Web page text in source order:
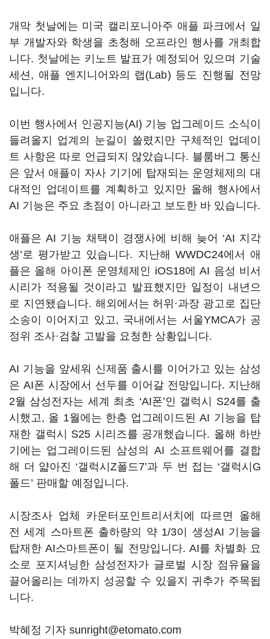
개막 첫날에는 미국 캘리포니아주 애플 파크에서 일
부 개발자와 학생을 초청해 오프라인 행사를 개최합
니다. 첫날에는 키노트 발표가 예정되어 있으며 기술
세션, 애플 엔지니어와의 랩(Lab) 등도 진행될 전망
입니다.
이번 행사에서 인공지능(AI) 기능 업그레이드 소식이
들려올지 업계의 눈길이 쏠렸지만 구체적인 업데이
트 사항은 따로 언급되지 않았습니다. 블룸버그 통신
은 앞서 애플이 자사 기기에 탑재되는 운영체제의 대
대적인 업데이트를 계획하고 있지만 올해 행사에서
AI 기능은 주요 초점이 아니라고 보도한 바 있습니다.
애플은 AI 기능 채택이 경쟁사에 비해 늦어 ‘AI 지각
생’로 평가받고 있습니다. 지난해 WWDC24에서 애
플은 올해 아이폰 운영체제인 iOS18에 AI 음성 비서
시리가 적용될 것이라고 발표했지만 일정이 내년으
로 지연됐습니다. 해외에서는 허위·과장 광고로 집단
소송이 이어지고 있고, 국내에서는 서울YMCA가 공
정위 조사·검찰 고발을 요청한 상황입니다.
AI 기능을 앞세워 신제품 출시를 이어가고 있는 삼성
은 AI폰 시장에서 선두를 이어갈 전망입니다. 지난해
2월 삼성전자는 세계 최초 ‘AI폰’인 갤럭시 S24를 출
시했고, 올 1월에는 한층 업그레이드된 AI 기능을 탑
재한 갤럭시 S25 시리즈를 공개했습니다. 올해 하반
기에는 업그레이드된 삼성의 AI 소프트웨어를 결합
해 더 얇아진 ‘갤럭시Z폴드7’과 두 번 접는 ‘갤럭시G
폴드’ 판매할 예정입니다.
시장조사 업체 카운터포인트리서치에 따르면 올해
전 세계 스마트폰 출하량의 약 1/3이 생성AI 기능을
탑재한 AI스마트폰이 될 전망입니다. AI를 차별화 요
소로 포지셔닝한 삼성전자가 글로벌 시장 점유율을
끌어올리는 데까지 성공할 수 있을지 귀추가 주목됩
니다.
박혜정 기자 sunright@etomato.com